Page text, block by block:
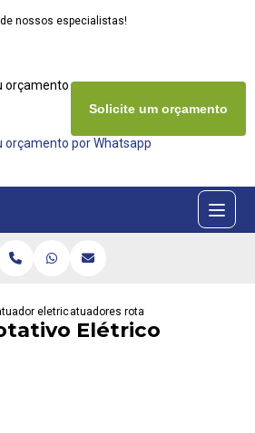
nossos especialistas!
orçamento agora mesmo
orçamento por Whatsapp
Solicite um orçamento
eletrico rotativo
atuadores rotativo eletrico boituva
Elétrico